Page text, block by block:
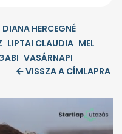
DIANA HERCEGNÉ
LIPTAI CLAUDIA MEL
VASÁRNAPI
VISSZA A CÍMLAPRA